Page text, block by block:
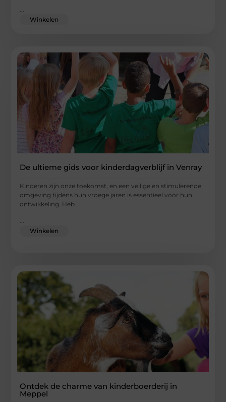
...
Winkelen
De ultieme gids voor kinderdagverblijf in Venray
Kinderen zijn onze toekomst, en een veilige en stimulerende
omgeving tijdens hun vroege jaren is essentieel voor hun
ontwikkeling. Heb
Winkelen
Ontdek de charme van kinderboerderij in
Meppel